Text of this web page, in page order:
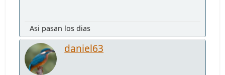
Asi pasan los dias
daniel63